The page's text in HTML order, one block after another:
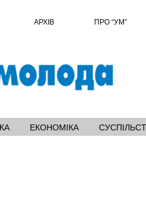
АРХІВ ПРО “УМ”
ЕКОНОМІКА